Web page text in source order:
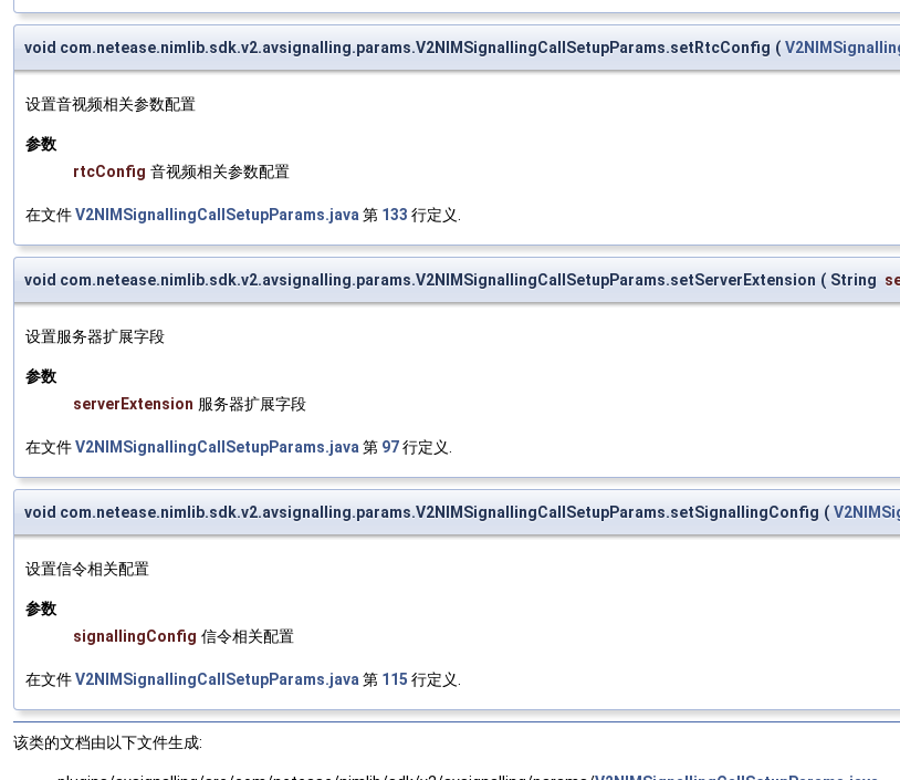
void com.netease.nimlib.sdk.v2.avsignalling.params.V2NIMSignallingCallSetupParams.setRtcConfig (
设置音视频相关参数配置
参数
rtcConfig 音视频相关参数配置
在文件V2NIMSignallingCallSetupParams.java 第 133 行定义.
void com.netease.nimlib.sdk.v2.avsignalling.params.V2NIMSignallingCallSetupParams.setServerExtension ( String
设置服务器扩展字段
参数
serverExtension 服务器扩展字段
在文件V2NIMSignallingCallSetupParams.java 第 97行定义.
void com.netease.nimlib.sdk.v2.avsignalling.params.V2NIMSignallingCallSetupParams.setSignallingConfig (
设置信令相关配置
参数
signallingConfig 信令相关配置
在文件V2NIMSignallingCallSetupParams.java 第 115 行定义.
该类的文档由以下文件生成: